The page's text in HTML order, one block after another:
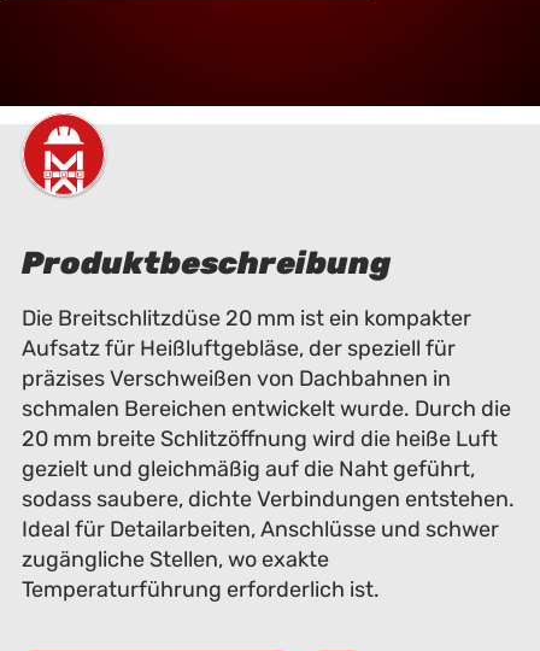
Produktbeschreibung
Die Breitschlitzdüse 20 mm ist ein kompakter
Aufsatz für Heißluftgebläse, der speziell für
präzises Verschweißen von Dachbahnen in
schmalen Bereichen entwickelt wurde. Durch die
20 mm breite Schlitzöffnung wird die heiße Luft
gezielt und gleichmäßig auf die Naht geführt,
sodass saubere, dichte Verbindungen entstehen.
Ideal für Detailarbeiten, Anschlüsse und schwer
zugängliche Stellen, wo exakte
Temperaturführung erforderlich ist.